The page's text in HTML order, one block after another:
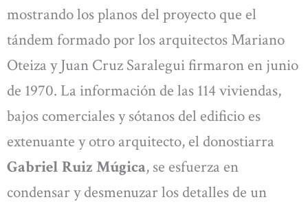
mostrando los planos del proyecto que el
tándem formado por los arquitectos Mariano
Oteiza y Juan Cruz Saralegui firmaron en junio
de 1970. La información de las 114 viviendas,
bajos comerciales y sótanos del edificio es
extenuante y otro arquitecto, el donostiarra
Gabriel Ruiz Múgica, se esfuerza en
condensar y desmenuzar los detalles de un